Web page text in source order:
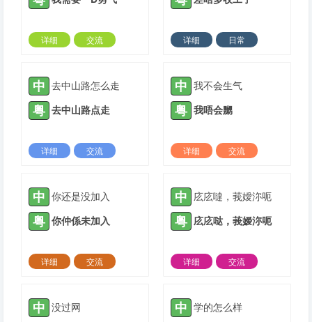
详细
交流
详细
日常
中 去中山路怎么走
粤 去中山路点走
详细
交流
中 我不会生气
粤 我唔会嬲
详细
交流
中 你还是没加入
粤 你仲係未加入
详细
交流
中 庅庅噠，莪嬡沵呃
粤 庅庅哒，莪嫒沵呃
详细
交流
中 没过网 中 学的怎么样